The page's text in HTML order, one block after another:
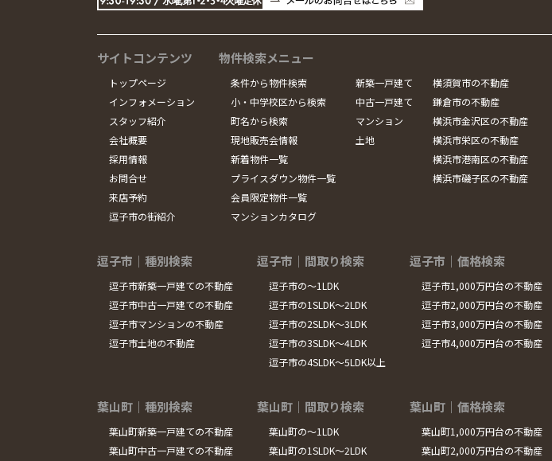
サイトコンテンツ
トップページ
インフォメーション
スタッフ紹介
会社概要
採用情報
お問合せ
来店予約
逗子市の街紹介
物件検索メニュー
条件から物件検索
小・中学校区から検索
町名から検索
現地販売会情報
新着物件一覧
プライスダウン物件一覧
会員限定物件一覧
マンションカタログ
新築一戸建て
中古一戸建て
マンション
土地
横須賀市の不動産
鎌倉市の不動産
横浜市金沢区の不動産
横浜市栄区の不動産
横浜市港南区の不動産
横浜市磯子区の不動産
逗子市｜種別検索
逗子市新築一戸建ての不動産
逗子市中古一戸建ての不動産
逗子市マンションの不動産
逗子市土地の不動産
逗子市｜間取り検索
逗子市の～1LDK
逗子市の1SLDK～2LDK
逗子市の2SLDK～3LDK
逗子市の3SLDK～4LDK
逗子市の4SLDK～5LDK以上
逗子市｜価格検索
逗子市1,000万円台の不動産
逗子市2,000万円台の不動産
逗子市3,000万円台の不動産
逗子市4,000万円台の不動産
葉山町｜種別検索
葉山町新築一戸建ての不動産
葉山町中古一戸建ての不動産
葉山町｜間取り検索
葉山町の～1LDK
葉山町の1SLDK～2LDK
葉山町｜価格検索
葉山町1,000万円台の不動産
葉山町2,000万円台の不動産